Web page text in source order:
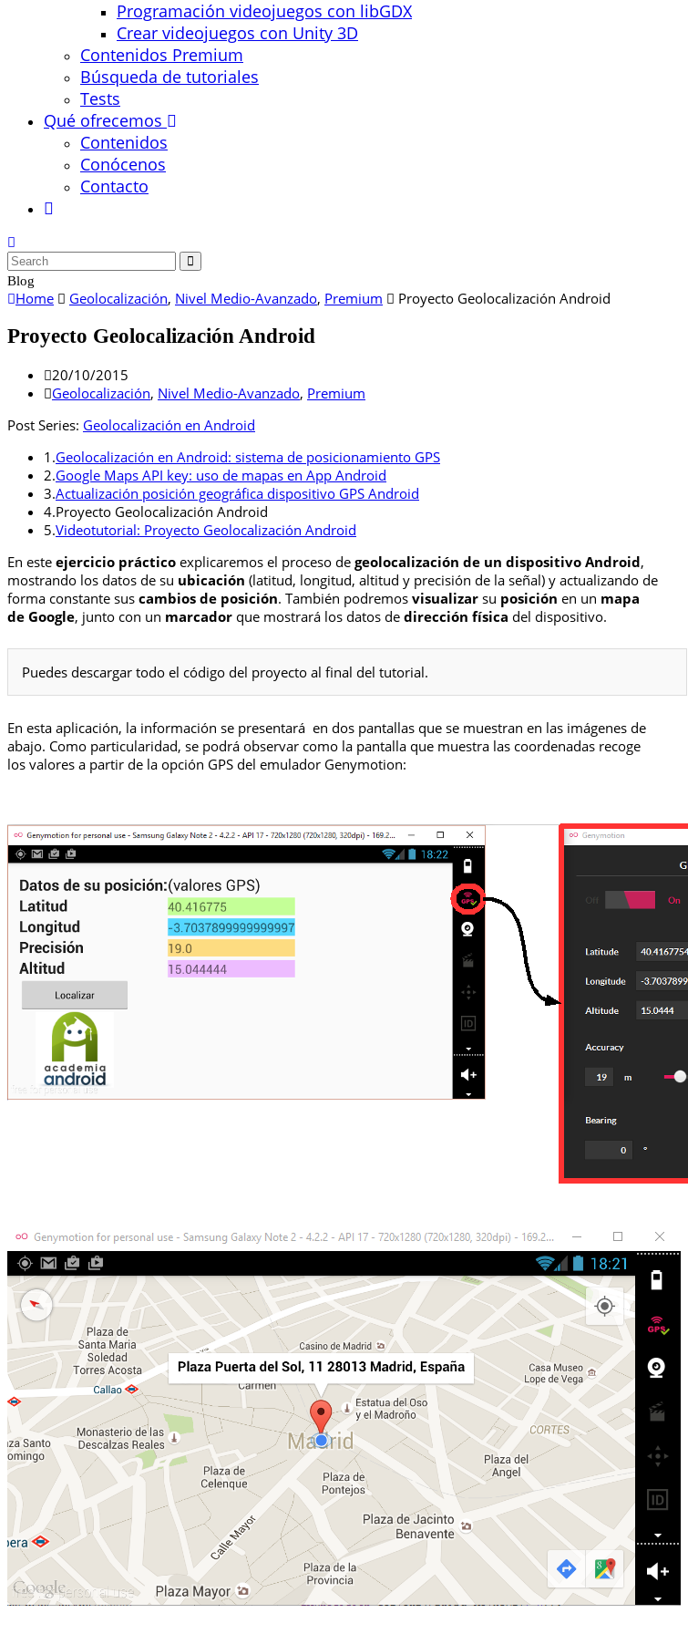
Programación videojuegos con libGDX
Crear videojuegos con Unity 3D
Contenidos Premium
Búsqueda de tutoriales
Tests
Qué ofrecemos
Contenidos
Conócenos
Contacto
Blog
Home Geolocalización, Nivel Medio-Avanzado, Premium Proyecto Geolocalización Android
Proyecto Geolocalización Android
20/10/2015
Geolocalización, Nivel Medio-Avanzado, Premium
Post Series: Geolocalización en Android
1.Geolocalización en Android: sistema de posicionamiento GPS
2.Google Maps API key: uso de mapas en App Android
3.Actualización posición geográfica dispositivo GPS Android
4.Proyecto Geolocalización Android
5.Videotutorial: Proyecto Geolocalización Android
En este ejercicio práctico explicaremos el proceso de geolocalización de un dispositivo Android,
mostrando los datos de su ubicación (latitud, longitud, altitud y precisión de la señal) y actualizando de
forma constante sus cambios de posición. También podremos visualizar su posición en un mapa
de Google, junto con un marcador que mostrará los datos de dirección física del dispositivo.
Puedes descargar todo el código del proyecto al final del tutorial.
En esta aplicación, la información se presentará en dos pantallas que se muestran en las imágenes de
abajo. Como particularidad, se podrá observar como la pantalla que muestra las coordenadas recoge
los valores a partir de la opción GPS del emulador Genymotion: